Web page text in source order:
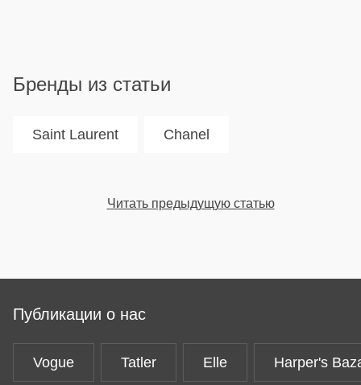
Бренды из статьи
Saint Laurent Chanel
Читать предыдущую статью
Публикации о нас
Vogue Tatler Elle Harper's